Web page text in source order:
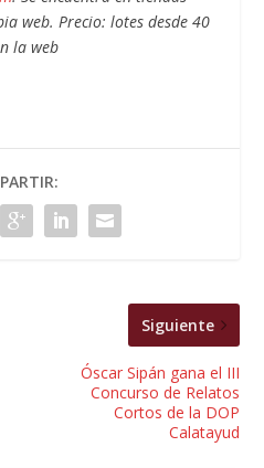
web. Precio: lotes desde 40
la web
Siguiente
Óscar Sipán gana el III
Concurso de Relatos
Cortos de la DOP
Calatayud